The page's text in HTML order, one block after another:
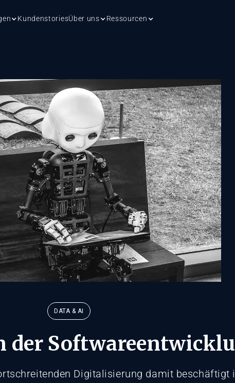
KundenstoriesÜber uns Ressourcen
DATA & AI
der
Digitalisierung damit beschäftigt